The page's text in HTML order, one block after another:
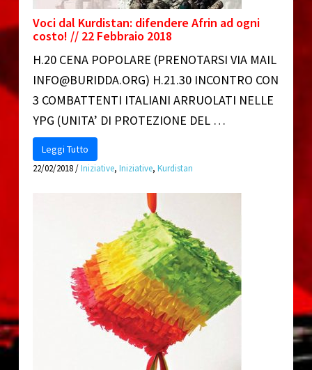
Voci dal Kurdistan: difendere Afrin ad ogni
costo! // 22 Febbraio 2018
H.20 CENA POPOLARE (PRENOTARSI VIA MAIL
INFO@BURIDDA.ORG) H.21.30 INCONTRO CON
3 COMBATTENTI ITALIANI ARRUOLATI NELLE
YPG (UNITA’ DI PROTEZIONE DEL …
Leggi Tutto
22/02/2018/Iniziative, Iniziative, Kurdistan